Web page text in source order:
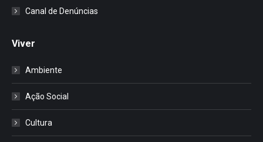
Canal de Denúncias
Viver
Ambiente
Ação Social
Cultura